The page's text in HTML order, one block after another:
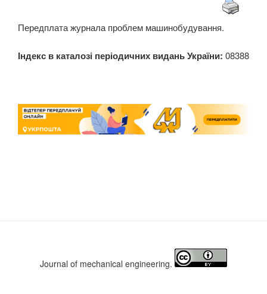
Передплата журнала проблем машинобудування.
Індекс в каталозі періодичних видань України: 08388
Journal of mechanical engineering.